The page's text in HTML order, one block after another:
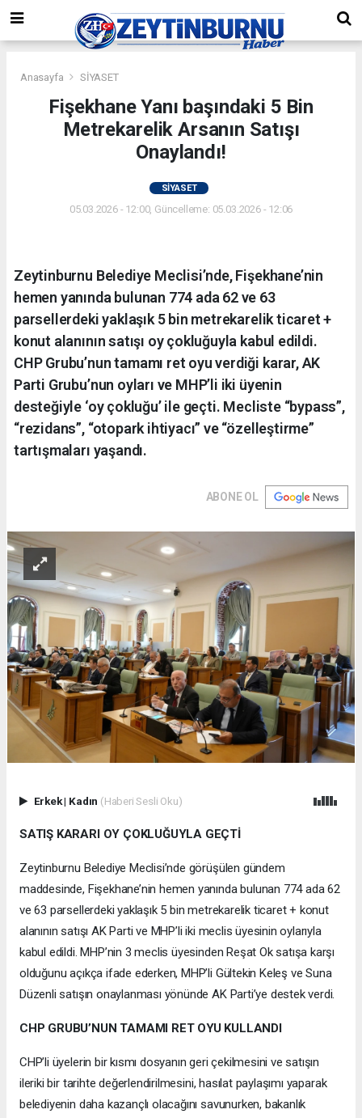
Anasayfa SİYASET
Fişekhane Yanı başındaki 5 Bin
Metrekarelik Arsanın Satışı
Onaylandı!
SİYASET
05.03.2026 - 12:00, Güncelleme: 05.03.2026 - 12:06
Zeytinburnu Belediye Meclisi’nde, Fişekhane’nin
hemen yanında bulunan 774 ada 62 ve 63
parsellerdeki yaklaşık 5 bin metrekarelik ticaret +
konut alanının satışı oy çokluğuyla kabul edildi.
CHP Grubu’nun tamamı ret oyu verdiği karar, AK
Parti Grubu’nun oyları ve MHP’li iki üyenin
desteğiyle ‘oy çokluğu’ ile geçti. Mecliste “bypass”,
“rezidans”, “otopark ihtiyacı” ve “özelleştirme”
tartışmaları yaşandı.
ABONE OL
Erkek| Kadın (Haberi Sesli Oku)
SATIŞ KARARI OY ÇOKLUĞUYLA GEÇTİ
Zeytinburnu Belediye Meclisi’nde görüşülen gündem
maddesinde, Fişekhane’nin hemen yanında bulunan 774 ada 62
ve 63 parsellerdeki yaklaşık 5 bin metrekarelik ticaret + konut
alanının satışı AK Parti ve MHP’li iki meclis üyesinin oylarıyla
kabul edildi. MHP’nin 3 meclis üyesinden Reşat Ok satışa karşı
olduğunu açıkça ifade ederken, MHP’li Gültekin Keleş ve Suna
Düzenli satışın onaylanması yönünde AK Parti’ye destek verdi.
CHP GRUBU’NUN TAMAMI RET OYU KULLANDI
CHP’li üyelerin bir kısmı dosyanın geri çekilmesini ve satışın
ileriki bir tarihte değerlendirilmesini, hasılat paylaşımı yaparak
belediyenin daha kazançlı olacağını savunurken, bakanlık